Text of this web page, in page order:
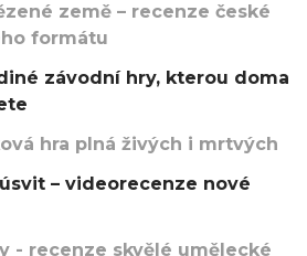
země – recenze české
formátu
závodní hry, kterou doma
hra plná živých i mrtvých
– videorecenze nové
- recenze skvělé umělecké